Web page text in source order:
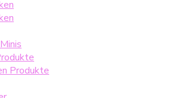
Produkte